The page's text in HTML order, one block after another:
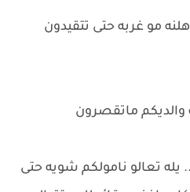
مو غربه حتى تتقيدون
والديكم ماتقصرون
يله تعالو نامولكم شويه حتى